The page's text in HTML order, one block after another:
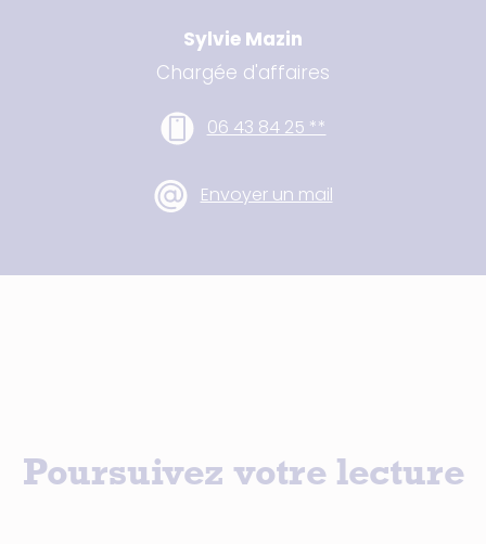
Sylvie Mazin
Chargée d'affaires
06 43 84 25 **
Envoyer un mail
Poursuivez votre lecture